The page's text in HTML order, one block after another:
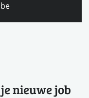
nieuwe job